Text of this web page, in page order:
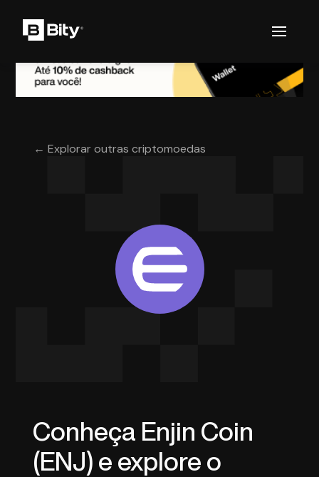
← Explorar outras criptomoedas
Conheça Enjin Coin
(ENJ) e explore o